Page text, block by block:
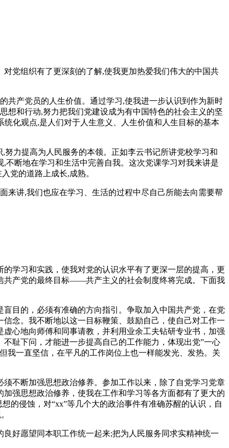
党组织有了更深刻的了解,使我更加热爱我们伟大的中国共
共产党员的人生价值。通过学习,使我进一步认识到作为新时
想和行动,努力把我们党建设成为有中国特色的社会主义的坚
化观点,是人们对于人生意义、人生价值和人生目标的基本
力提高为人民服务的本领。正如李云书记所讲党校学习和
断地在学习和生活中完善自我。这次党课学习对我来讲是
党的道路上成长,成熟。
来讲,我们也应在学习、生活的过程中尽自己所能去向需要帮
学习和实践，使我对党的认识水平有了更深一层的提高，更
共产党的最终目标——共产主义的社会制度终将完成。下面我
目的，必须有准确的方向指引。争取加入中国共产党，在党
念。我不断地以这一目标鞭策、鼓励自己，使自己对工作一
心地向师傅和同事请教，并利用业余工夫钻研专业书，加强
耻下问，才能进一步提高自己的工作能力，体现出党”一心
我一直坚信，在平凡的工作岗位上也一样能发光、发热。关
不断加强思想政治修养。参加工作以来，除了自党学习党章
强思想政治修养，使我在工作和学习等各方面都有了更大的
的侵蚀，对“xx”等几个大的政治事件有准确苏醒的认识，自
好愿望同本职工作统一起来;把为人民服务同求实精神统一